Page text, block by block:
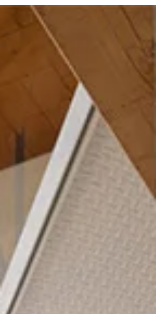
posé sur un fauteuil, et l’atmosphère change.
coin cheminée n’est pas qu’un espace
fonctionnel : c’est une invitation au calme, à la
douceur, au retour à soi . Voici quelques idées
inspirations pour en faire le cœur vivant de
intérieur . 1. Trouver la juste place La cheminée